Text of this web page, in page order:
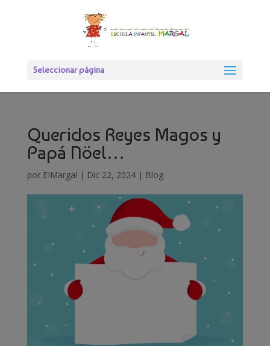
Seleccionar página
Queridos Reyes Magos y
Papá Nöel…
por EIMargal | Dic 22, 2024| Blog